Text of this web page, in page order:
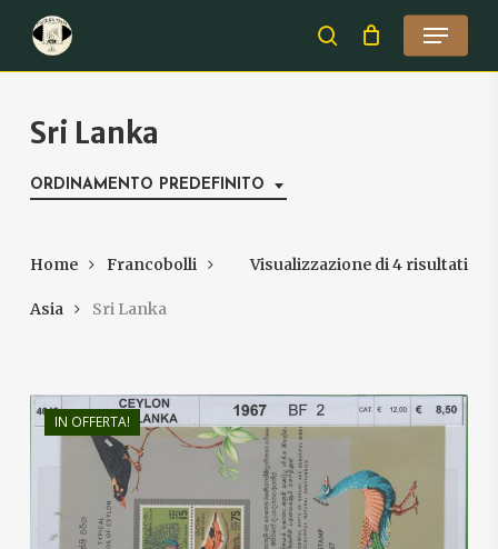
main
search
Menu
Sri Lanka
ORDINAMENTO PREDEFINITO
Visualizzazione di 4 risultati
Home Francobolli
Asia Sri Lanka
IN OFFERTA!
€12,00
Close